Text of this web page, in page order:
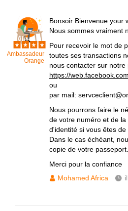
Ambassadeur
Orange
Bonsoir Bienvenue your
Nous sommes vraiment
Pour recevoir le mot de
toutes ses transactions
nous contacter sur notre
https://
ou
par mail:
Nous pourrons faire le
de votre numéro et de
d'identité si vous êtes de
Dans le cas échéant,
copie de votre passeport.
Merci pour la confiance
Mohamed Africa